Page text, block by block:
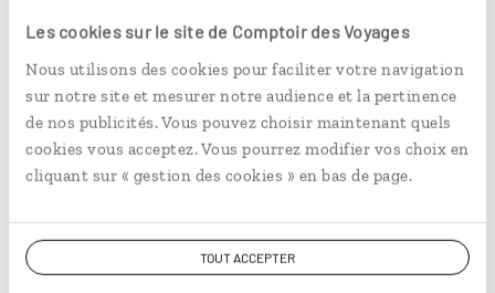
Les cookies sur le site de Comptoir des Voyages
Nous utilisons des cookies pour faciliter votre navigation
sur notre site et mesurer notre audience et la pertinence
de nos publicités. Vous pouvez choisir maintenant quels
cookies vous acceptez. Vous pourrez modifier vos choix en
cliquant sur « gestion des cookies » en bas de page.
TOUT ACCEPTER
laisse deviner de quels romans il s’agit.
Des faux policiers tentent de vous arrêter
sur certaines routes pour vous soutirer
de l’argent. Loin d’être dangereux, ces
arnaques sont facilement identifiables car
pas.